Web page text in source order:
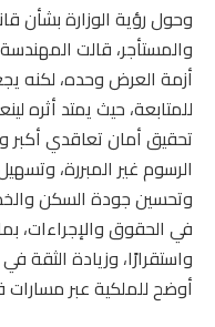
وحول رؤية الوزارة بشأن
والمستأجر، قالت
أزمة العرض وحده، لكنه
للمتابعة، حيث يمتد أثره
تحقيق أمان تعاقدي أكبر
الرسوم غير المبررة،
وتحسين جودة السكن
في الحقوق والإجراءات،
واستقرارًا، وزيادة الثقة
أوضح للملكية عبر مسارات